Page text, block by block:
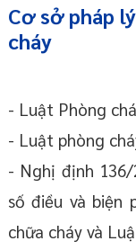
Cơ sở pháp
cháy
- Luật Phòng
- Luật phòng
- Nghị định
số điều và biện
chữa cháy và